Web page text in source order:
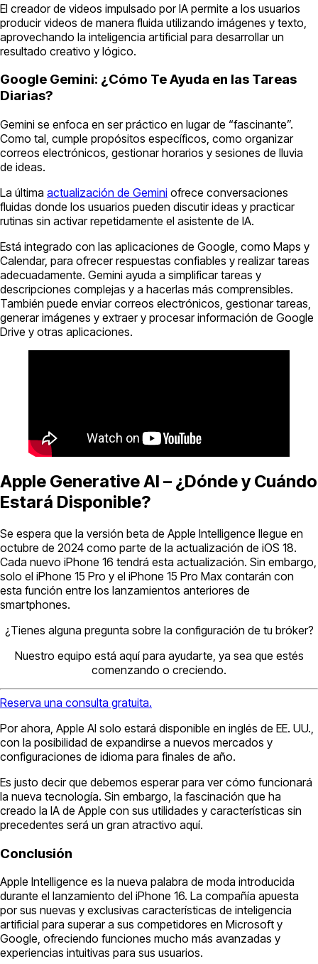
El creador de videos impulsado por IA permite a los usuarios
producir videos de manera fluida utilizando imágenes y texto,
aprovechando la inteligencia artificial para desarrollar un
resultado creativo y lógico.
Google Gemini: ¿Cómo Te Ayuda en las Tareas
Diarias?
Gemini se enfoca en ser práctico en lugar de “fascinante”.
Como tal, cumple propósitos específicos, como organizar
correos electrónicos, gestionar horarios y sesiones de lluvia
de ideas.
La última actualización de Gemini ofrece conversaciones
fluidas donde los usuarios pueden discutir ideas y practicar
rutinas sin activar repetidamente el asistente de IA.
Está integrado con las aplicaciones de Google, como Maps y
Calendar, para ofrecer respuestas confiables y realizar tareas
adecuadamente. Gemini ayuda a simplificar tareas y
descripciones complejas y a hacerlas más comprensibles.
También puede enviar correos electrónicos, gestionar tareas,
generar imágenes y extraer y procesar información de Google
Drive y otras aplicaciones.
Apple Generative AI – ¿Dónde y Cuándo
Estará Disponible?
Se espera que la versión beta de Apple Intelligence llegue en
octubre de 2024 como parte de la actualización de iOS 18.
Cada nuevo iPhone 16 tendrá esta actualización. Sin embargo,
solo el iPhone 15 Pro y el iPhone 15 Pro Max contarán con
esta función entre los lanzamientos anteriores de
smartphones.
¿Tienes alguna pregunta sobre la configuración de tu bróker?
Nuestro equipo está aquí para ayudarte, ya sea que estés
comenzando o creciendo.
Reserva una consulta gratuita.
Por ahora, Apple AI solo estará disponible en inglés de EE. UU.,
con la posibilidad de expandirse a nuevos mercados y
configuraciones de idioma para finales de año.
Es justo decir que debemos esperar para ver cómo funcionará
la nueva tecnología. Sin embargo, la fascinación que ha
creado la IA de Apple con sus utilidades y características sin
precedentes será un gran atractivo aquí.
Conclusión
Apple Intelligence es la nueva palabra de moda introducida
durante el lanzamiento del iPhone 16. La compañía apuesta
por sus nuevas y exclusivas características de inteligencia
artificial para superar a sus competidores en Microsoft y
Google, ofreciendo funciones mucho más avanzadas y
experiencias intuitivas para sus usuarios.